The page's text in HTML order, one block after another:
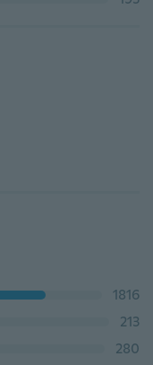
1816
213
280